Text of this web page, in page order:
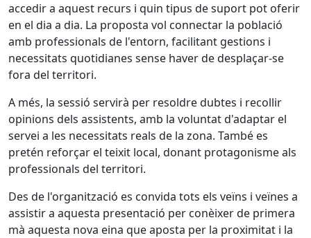
accedir a aquest recurs i quin tipus de suport pot oferir
en el dia a dia. La proposta vol connectar la població
amb professionals de l'entorn, facilitant gestions i
necessitats quotidianes sense haver de desplaçar-se
fora del territori.
A més, la sessió servirà per resoldre dubtes i recollir
opinions dels assistents, amb la voluntat d'adaptar el
servei a les necessitats reals de la zona. També es
pretén reforçar el teixit local, donant protagonisme als
professionals del territori.
Des de l'organització es convida tots els veïns i veïnes a
assistir a aquesta presentació per conèixer de primera
mà aquesta nova eina que aposta per la proximitat i la